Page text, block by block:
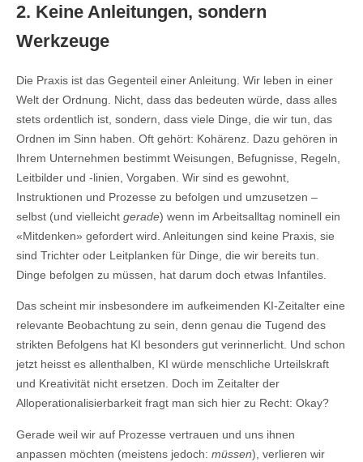
2. Keine Anleitungen, sondern
Werkzeuge
Die Praxis ist das Gegenteil einer Anleitung. Wir leben in einer
Welt der Ordnung. Nicht, dass das bedeuten würde, dass alles
stets ordentlich ist, sondern, dass viele Dinge, die wir tun, das
Ordnen im Sinn haben. Oft gehört: Kohärenz. Dazu gehören in
Ihrem Unternehmen bestimmt Weisungen, Befugnisse, Regeln,
Leitbilder und -linien, Vorgaben. Wir sind es gewohnt,
Instruktionen und Prozesse zu befolgen und umzusetzen –
selbst (und vielleicht gerade) wenn im Arbeitsalltag nominell ein
«Mitdenken» gefordert wird. Anleitungen sind keine Praxis, sie
sind Trichter oder Leitplanken für Dinge, die wir bereits tun.
Dinge befolgen zu müssen, hat darum doch etwas Infantiles.
Das scheint mir insbesondere im aufkeimenden KI-Zeitalter eine
relevante Beobachtung zu sein, denn genau die Tugend des
strikten Befolgens hat KI besonders gut verinnerlicht. Und schon
jetzt heisst es allenthalben, KI würde menschliche Urteilskraft
und Kreativität nicht ersetzen. Doch im Zeitalter der
Alloperationalisierbarkeit fragt man sich hier zu Recht: Okay?
Gerade weil wir auf Prozesse vertrauen und uns ihnen
anpassen möchten (meistens jedoch: müssen), verlieren wir